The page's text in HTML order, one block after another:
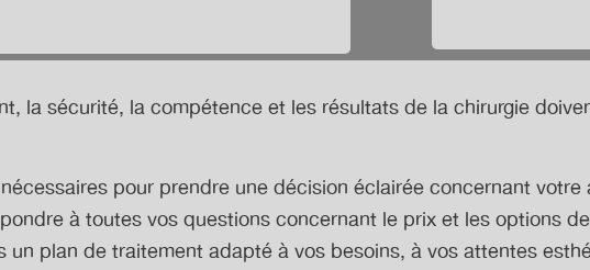
la sécurité, la compétence et les résultats de la chirurgie
pour prendre une décision éclairée concernant
à toutes vos questions concernant le prix et les options
un plan de traitement adapté à vos besoins, à vos attentes